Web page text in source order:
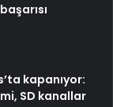
kapanıyor:
SD kanallar